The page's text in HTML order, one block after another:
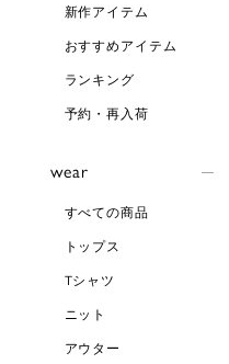
新作アイテム
おすすめアイテム
ランキング
予約・再入荷
wear
すべての商品
トップス
Tシャツ
ニット
アウター